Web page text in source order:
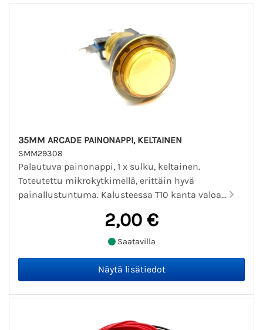
35MM ARCADE PAINONAPPI, KELTAINEN
SMM29308
Palautuva painonappi, 1 x sulku, keltainen.
Toteutettu mikrokytkimellä, erittäin hyvä
painallustuntuma. Kalusteessa T10 kanta valoa...
2,00 €
Saatavilla